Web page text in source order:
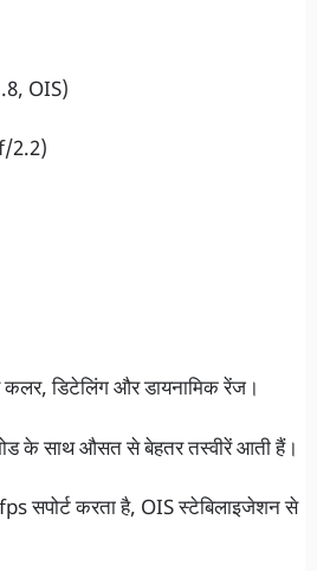
OIS)
2.2)
कलर, डिटेलिंग और डायनामिक रेंज।
के साथ औसत से बेहतर तस्वीरें आती हैं।
सपोर्ट करता है, OIS स्टेबिलाइजेशन से